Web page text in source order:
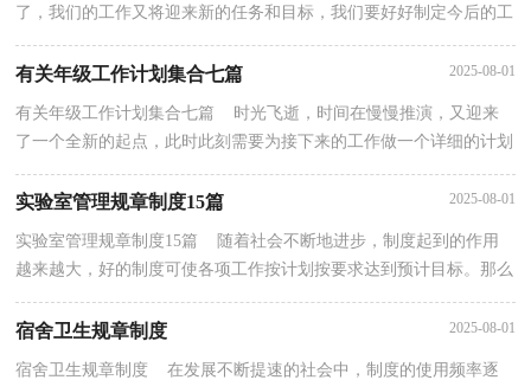
了，我们的工作又将迎来新的任务和目标，我们要好好制定今后的工
作方法，写一份策划书了。相信大家又在为写策划书犯...
有关年级工作计划集合七篇 2025-08-01
有关年级工作计划集合七篇 时光飞逝，时间在慢慢推演，又迎来
了一个全新的起点，此时此刻需要为接下来的工作做一个详细的计划
实验室管理规章制度15篇 2025-08-01
实验室管理规章制度15篇 随着社会不断地进步，制度起到的作用
越来越大，好的制度可使各项工作按计划按要求达到预计目标。那么
你真正懂得怎么制定制度吗？下面是小编帮大家整理...
宿舍卫生规章制度 2025-08-01
宿舍卫生规章制度 在发展不断提速的社会中，制度的使用频率逐